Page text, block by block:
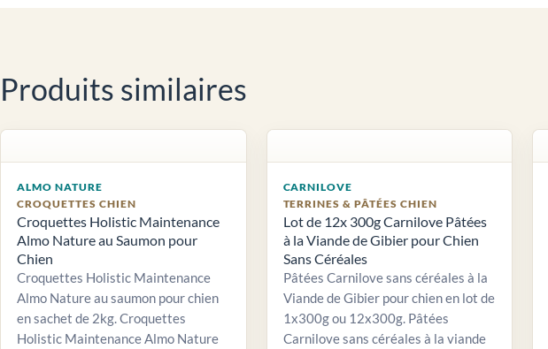
Produits similaires
ALMO NATURE
CROQUETTES CHIEN
Croquettes Holistic Maintenance
Almo Nature au Saumon pour
Chien
Croquettes Holistic Maintenance
Almo Nature au saumon pour chien
en sachet de 2kg. Croquettes
Holistic Maintenance Almo Nature
CARNILOVE
TERRINES & PÂTÉES CHIEN
Lot de 12x 300g Carnilove Pâtées
à la Viande de Gibier pour Chien
Sans Céréales
Pâtées Carnilove sans céréales à la
Viande de Gibier pour chien en lot de
1x300g ou 12x300g. Pâtées
Carnilove sans céréales à la viande